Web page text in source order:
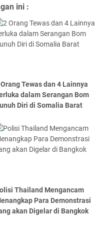
ini :
Tewas dan 4 Lainnya
dalam Serangan Bom
Diri di Somalia Barat
Thailand Mengancam
Para Demonstrasi
akan Digelar di Bangkok